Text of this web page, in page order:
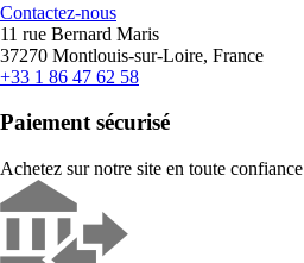
Contactez-nous
11 rue Bernard Maris
37270 Montlouis-sur-Loire, France
+33 1 86 47 62 58
Paiement sécurisé
Achetez sur notre site en toute confiance